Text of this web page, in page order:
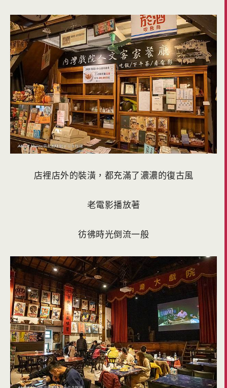
店裡店外的裝潢，都充滿了濃濃的復古風
老電影播放著
彷彿時光倒流一般